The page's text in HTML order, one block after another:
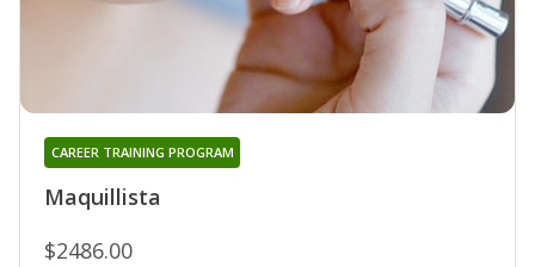
Maquillista
CAREER TRAINING PROGRAM
$2486.00